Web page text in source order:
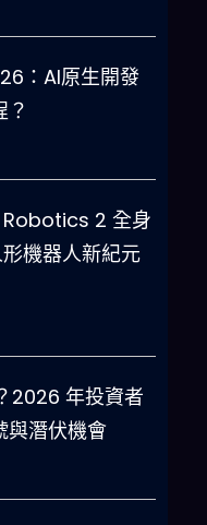
：AI原生開發
？
2 全身
機器人新紀元
2026 年投資者
與潛伏機會